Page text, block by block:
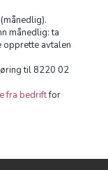
månedlig: ta
opprette avtalen
til 8220 02
fra bedriftfor